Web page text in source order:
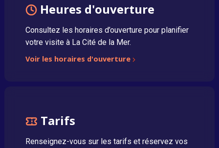
Heures d'ouverture
Consultez les horaires d’ouverture pour planifier
votre visite à La Cité de la Mer.
Voir les horaires d'ouverture
Tarifs
Renseignez-vous sur les tarifs et réservez vos